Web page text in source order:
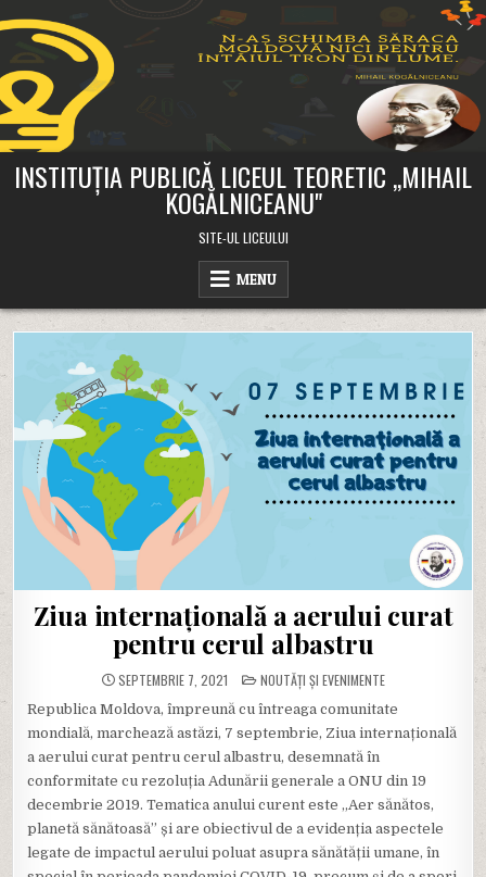
to
INSTITUȚIA PUBLICĂ LICEUL TEORETIC ,,MIHAIL
KOGĂLNICEANU"
SITE-UL LICEULUI
MENU
Ziua internațională a aerului curat
pentru cerul albastru
SEPTEMBRIE 7, 2021 POSTED
IN
NOUTĂȚI ȘI EVENIMENTE
Republica Moldova, împreună cu întreaga comunitate
mondială, marchează astăzi, 7 septembrie, Ziua internațională
a aerului curat pentru cerul albastru, desemnată în
conformitate cu rezoluția Adunării generale a ONU din 19
decembrie 2019. Tematica anului curent este „Aer sănătos,
planetă sănătoasă” și are obiectivul de a evidenția aspectele
legate de impactul aerului poluat asupra sănătății umane, în